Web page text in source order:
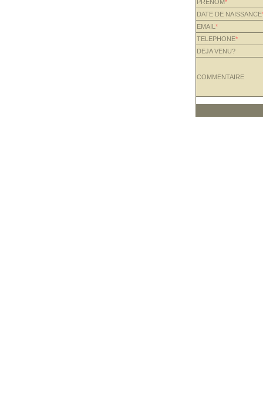
PRENOM*
DATE DE NAISSANCE
EMAIL *
TELEPHONE*
DEJA VENU?
COMMENTAIRE